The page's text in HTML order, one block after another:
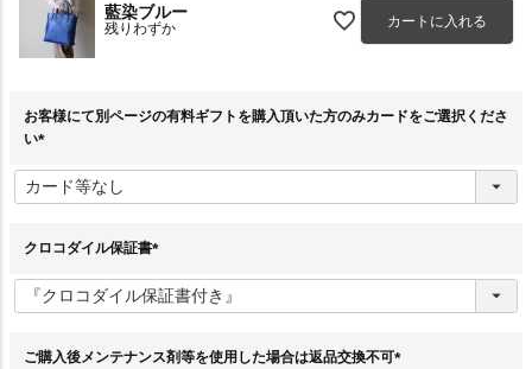
藍染ブルー
残りわずか カートに入れる
お客様にて別ページの有料ギフトを購入頂いた方のみカードをご選択くださ
い
必
須
クロコダイル保証書
必
須
ご購入後メンテナンス剤等を使用した場合は返品交換不可